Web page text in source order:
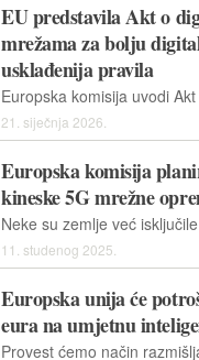
EU predstavila Akt o
mrežama za bolju
usklađenija pravila
21. siječnja 2026.
Europska komisija
kineske 5G mrežne
11. studenog 2025.
Europska unija će
eura na umjetnu